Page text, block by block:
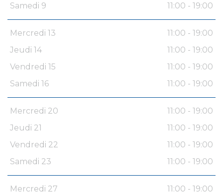
Samedi 9
11:00 - 19:00
Mercredi 13
11:00 - 19:00
Jeudi 14
11:00 - 19:00
Vendredi 15
11:00 - 19:00
Samedi 16
11:00 - 19:00
Mercredi 20
11:00 - 19:00
Jeudi 21
11:00 - 19:00
Vendredi 22
11:00 - 19:00
Samedi 23
11:00 - 19:00
Mercredi 27
11:00 - 19:00